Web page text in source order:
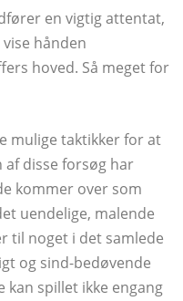
en vigtig attentat,
hånden
hoved. Så meget for
mulige taktikker for at
​​disse forsøg har
kommer over som
uendelige, malende
til noget i det samlede
og sind-bedøvende
kan spillet ikke engang